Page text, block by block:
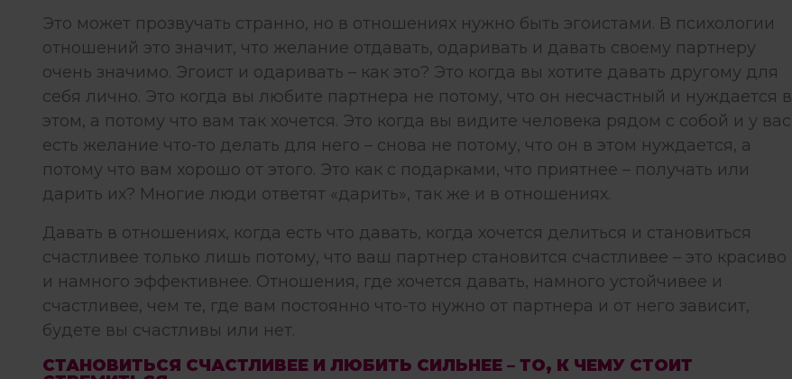
Это может прозвучать странно, но в отношениях нужно быть эгоистами. В психологии
отношений это значит, что желание отдавать, одаривать и давать своему партнеру
очень значимо. Эгоист и одаривать – как это? Это когда вы хотите давать другому для
себя лично. Это когда вы любите партнера не потому, что он несчастный и нуждается в
этом, а потому что вам так хочется. Это когда вы видите человека рядом с собой и у вас
есть желание что-то делать для него – снова не потому, что он в этом нуждается, а
потому что вам хорошо от этого. Это как с подарками, что приятнее – получать или
дарить их? Многие люди ответят «дарить», так же и в отношениях.
Давать в отношениях, когда есть что давать, когда хочется делиться и становиться
счастливее только лишь потому, что ваш партнер становится счастливее – это красиво
и намного эффективнее. Отношения, где хочется давать, намного устойчивее и
счастливее, чем те, где вам постоянно что-то нужно от партнера и от него зависит,
будете вы счастливы или нет.
СТАНОВИТЬСЯ СЧАСТЛИВЕЕ И ЛЮБИТЬ СИЛЬНЕЕ – ТО, К ЧЕМУ СТОИТ